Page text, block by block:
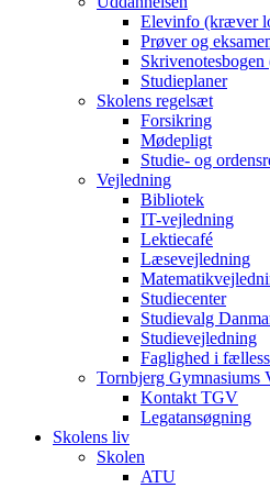
Elevinfo (kræver
Prøver og
Studieplaner
Skolens regelsæt
Forsikring
Mødepligt
Studie- og
Vejledning
Bibliotek
IT-vejledning
Lektiecafé
Læsevejledning
Studiecenter
Studievalg
Studievejledning
Faglighed i
Tornbjerg Gymnasiums
Kontakt TGV
Legatansøgning
Skolens liv
Skolen
ATU